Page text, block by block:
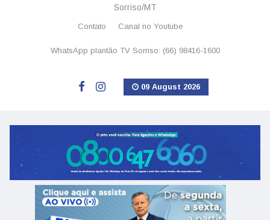
Sorriso/MT
Contato Canal no Youtube
WhatsApp plantão TV Sorriso: (66) 98416-1600
09 August 2026